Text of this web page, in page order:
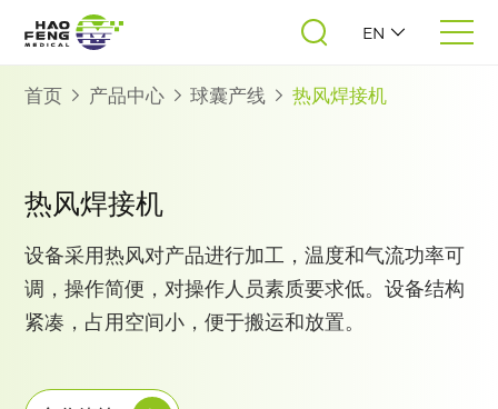
EN
首页 产品中心 球囊产线 热风焊接机
热风焊接机
设备采用热风对产品进行加工，温度和气流功率可
调，操作简便，对操作人员素质要求低。设备结构
紧凑，占用空间小，便于搬运和放置。